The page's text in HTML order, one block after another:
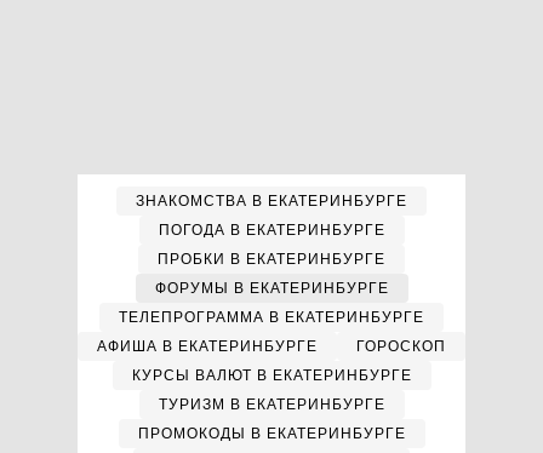
ЗНАКОМСТВА В ЕКАТЕРИНБУРГЕ
ПОГОДА В ЕКАТЕРИНБУРГЕ
ПРОБКИ В ЕКАТЕРИНБУРГЕ
ФОРУМЫ В ЕКАТЕРИНБУРГЕ
ТЕЛЕПРОГРАММА В ЕКАТЕРИНБУРГЕ
АФИША В ЕКАТЕРИНБУРГЕ
ГОРОСКОП
КУРСЫ ВАЛЮТ В ЕКАТЕРИНБУРГЕ
ТУРИЗМ В ЕКАТЕРИНБУРГЕ
ПРОМОКОДЫ В ЕКАТЕРИНБУРГЕ